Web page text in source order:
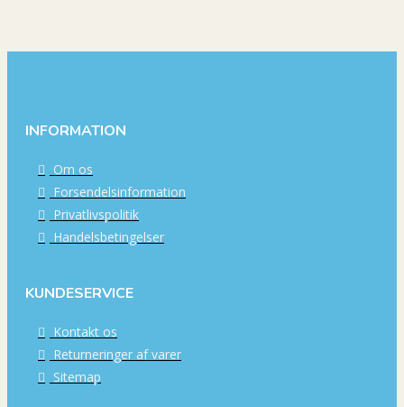
INFORMATION
Om os
Forsendelsinformation
Privatlivspolitik
Handelsbetingelser
KUNDESERVICE
Kontakt os
Returneringer af varer
Sitemap